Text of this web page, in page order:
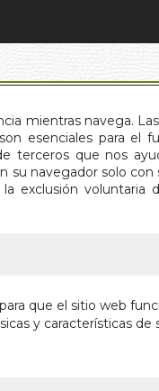
mientras navega.
esenciales para el
terceros que nos
su navegador solo
exclusión voluntaria
que el sitio web
y características
QUIÉNES SOMOS
birgit